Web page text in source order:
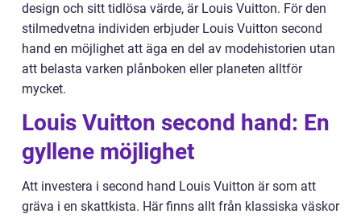
design och sitt tidlösa värde, är Louis Vuitton. För den
stilmedvetna individen erbjuder Louis Vuitton second
hand en möjlighet att äga en del av modehistorien utan
att belasta varken plånboken eller planeten alltför
mycket.
Louis Vuitton second hand: En
gyllene möjlighet
Att investera i second hand Louis Vuitton är som att
gräva i en skattkista. Här finns allt från klassiska väskor